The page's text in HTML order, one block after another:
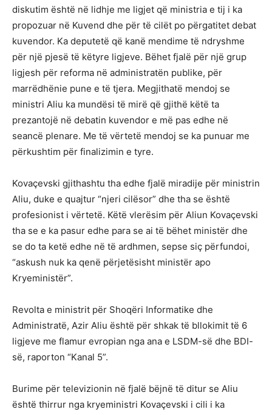
diskutim është në lidhje me ligjet që ministria e tij i ka
propozuar në Kuvend dhe për të cilët po përgatitet debat
kuvendor. Ka deputetë që kanë mendime të ndryshme
për një pjesë të këtyre ligjeve. Bëhet fjalë për një grup
ligjesh për reforma në administratën publike, për
marrëdhënie pune e të tjera. Megjithatë mendoj se
ministri Aliu ka mundësi të mirë që gjithë këtë ta
prezantojë në debatin kuvendor e më pas edhe në
seancë plenare. Me të vërtetë mendoj se ka punuar me
përkushtim për finalizimin e tyre.
Kovaçevski gjithashtu tha edhe fjalë miradije për ministrin
Aliu, duke e quajtur “njeri cilësor” dhe tha se është
profesionist i vërtetë. Këtë vlerësim për Aliun Kovaçevski
tha se e ka pasur edhe para se ai të bëhet ministër dhe
se do ta ketë edhe në të ardhmen, sepse siç përfundoi,
“askush nuk ka qenë përjetësisht ministër apo
Kryeministër”.
Revolta e ministrit për Shoqëri Informatike dhe
Administratë, Azir Aliu është për shkak të bllokimit të 6
ligjeve me flamur evropian nga ana e LSDM-së dhe BDI-
së, raporton “Kanal 5”.
Burime për televizionin në fjalë bëjnë të ditur se Aliu
është thirrur nga kryeministri Kovaçevski i cili i ka